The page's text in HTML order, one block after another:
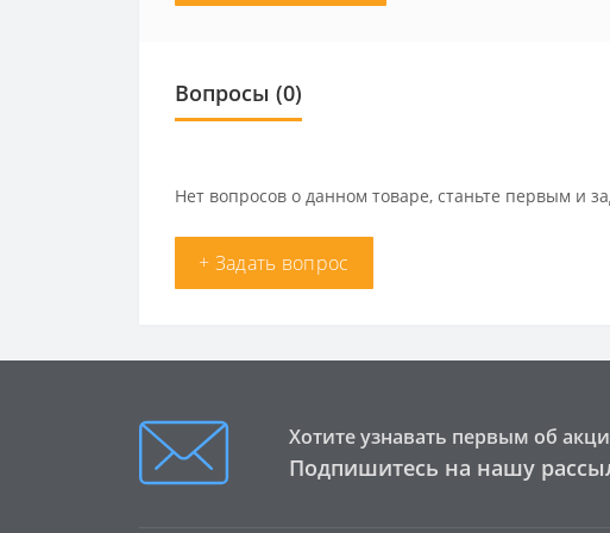
Вопросы (0)
Нет вопросов о данном товаре, станьте первым и
+ Задать вопрос
Хотите узнавать первым об
Подпишитесь на нашу